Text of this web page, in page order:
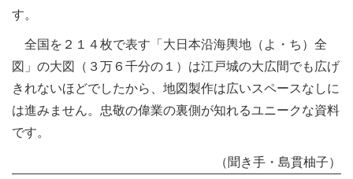
す。
全国を２１４枚で表す「大日本沿海輿地（よ・ち）全
図」の大図（３万６千分の１）は江戸城の大広間でも広げ
きれないほどでしたから、地図製作は広いスペースなしに
は進みません。忠敬の偉業の裏側が知れるユニークな資料
です。
（聞き手・島貫柚子）